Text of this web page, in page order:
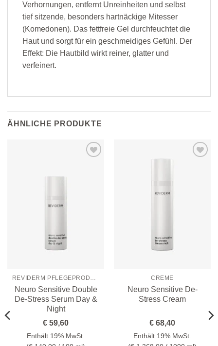
Verhornungen, entfernt Unreinheiten und selbst
tief sitzende, besonders hartnäckige Mitesser
(Komedonen). Das fettfreie Gel durchfeuchtet die
Haut und sorgt für ein geschmeidiges Gefühl. Der
Effekt: Die Hautbild wirkt reiner, glatter und
verfeinert.
ÄHNLICHE PRODUKTE
Neuro Sensitive Double
De-Stress Serum Day &
Night
€ 59,60
Enthält 19% MwSt.
CREME
Neuro Sensitive De-
Stress Cream
€ 68,40
Enthält 19% MwSt.